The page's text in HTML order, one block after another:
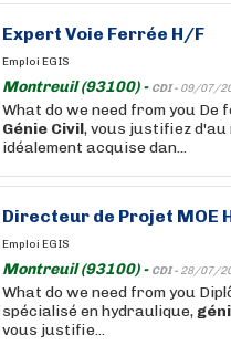
Expert Voie Ferrée H/F
Emploi EGIS
Montreuil (93100) - CDI - 09/07/
What do we need from you De
Génie Civil, vous justifiez d'au
idéalement acquise dan...
Directeur de Projet MOE
Emploi EGIS
Montreuil (93100) - CDI - 28/07/
What do we need from you
spécialisé en hydraulique,
vous justifie...